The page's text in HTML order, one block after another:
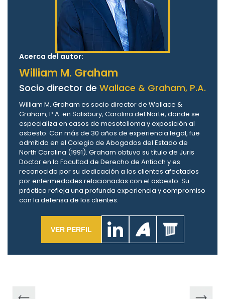
Acerca del autor:
William M. Graham
Socio director de Wallace & Graham, P.A.
William M. Graham es socio director de Wallace &
Graham, P.A. en Salisbury, Carolina del Norte, donde se
especializa en casos de mesotelioma y exposición al
asbesto. Con más de 30 años de experiencia legal, fue
admitido en el Colegio de Abogados del Estado de
North Carolina (1991). Graham obtuvo su título de Juris
Doctor en la Facultad de Derecho de Antioch y es
reconocido por su dedicación a los clientes afectados
por enfermedades relacionadas con el asbesto. Su
práctica refleja una profunda experiencia y compromiso
con la defensa de los clientes.
VER PERFIL